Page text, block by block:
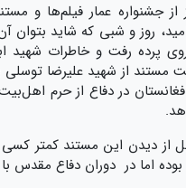
از جشنواره عمار فیلم‌ها و
روز و شبی که شاید
پرده رفت و خاطرات شهید ابو
مستند از شهید علیرضا توسلی
در دفاع از حرم
از دیدن این مستند کمتر
بوده اما در دوران دفاع مقدس